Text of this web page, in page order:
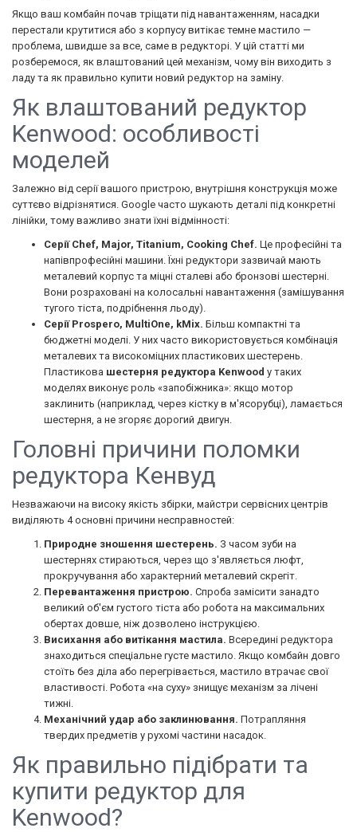
Якщо ваш комбайн почав тріщати під навантаженням, насадки
перестали крутитися або з корпусу витікає темне мастило —
проблема, швидше за все, саме в редукторі. У цій статті ми
розберемося, як влаштований цей механізм, чому він виходить з
ладу та як правильно купити новий редуктор на заміну.
Як влаштований редуктор
Kenwood: особливості
моделей
Залежно від серії вашого пристрою, внутрішня конструкція може
суттєво відрізнятися. Google часто шукають деталі під конкретні
лінійки, тому важливо знати їхні відмінності:
Серії Chef, Major, Titanium, Cooking Chef. Це професійні та
напівпрофесійні машини. Їхні редуктори зазвичай мають
металевий корпус та міцні сталеві або бронзові шестерні.
Вони розраховані на колосальні навантаження (замішування
тугого тіста, подрібнення льоду).
Серії Prospero, MultiOne, kMix. Більш компактні та
бюджетні моделі. У них часто використовується комбінація
металевих та високоміцних пластикових шестерень.
Пластикова шестерня редуктора Kenwood у таких
моделях виконує роль «запобіжника»: якщо мотор
заклинить (наприклад, через кістку в м'ясорубці), ламається
шестерня, а не згоряє дорогий двигун.
Головні причини поломки
редуктора Кенвуд
Незважаючи на високу якість збірки, майстри сервісних центрів
виділяють 4 основні причини несправностей:
Природне зношення шестерень. З часом зуби на
шестернях стираються, через що з'являється люфт,
прокручування або характерний металевий скрегіт.
Перевантаження пристрою. Спроба замісити занадто
великий об'єм густого тіста або робота на максимальних
обертах довше, ніж дозволено інструкцією.
Висихання або витікання мастила. Всередині редуктора
знаходиться спеціальне густе мастило. Якщо комбайн довго
стоїть без діла або перегрівається, мастило втрачає свої
властивості. Робота «на суху» знищує механізм за лічені
тижні.
Механічний удар або заклинювання. Потрапляння
твердих предметів у рухомі частини насадок.
Як правильно підібрати та
купити редуктор для
Kenwood?